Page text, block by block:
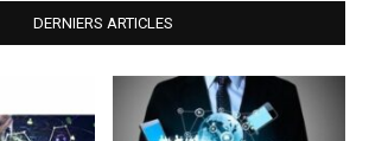
DERNIERS ARTICLES